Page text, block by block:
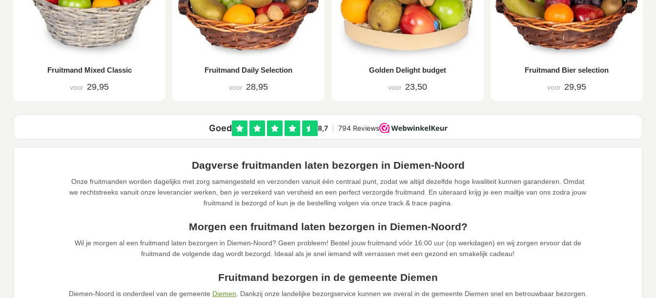
Fruitmand Mixed Classic
voor 29,95
Fruitmand Daily Selection
voor 28,95
Golden Delight budget
voor 23,50
Fruitmand Bier selection
voor 29,95
Dagverse fruitmanden laten bezorgen in Diemen-Noord
Onze fruitmanden worden dagelijks met zorg samengesteld en verzonden vanuit één centraal punt, zodat we altijd dezelfde hoge kwaliteit kunnen garanderen. Omdat
we rechtstreeks vanuit onze leverancier werken, ben je verzekerd van versheid en een perfect verzorgde fruitmand. En uiteraard krijg je een mailtje van ons zodra jouw
fruitmand is bezorgd of kun je de bestelling volgen via onze track & trace pagina.
Morgen een fruitmand laten bezorgen in Diemen-Noord?
Wil je morgen al een fruitmand laten bezorgen in Diemen-Noord? Geen probleem! Bestel jouw fruitmand vóór 16:00 uur (op werkdagen) en wij zorgen ervoor dat de
fruitmand de volgende dag wordt bezorgd. Ideaal als je snel iemand wilt verrassen met een gezond en smakelijk cadeau!
Fruitmand bezorgen in de gemeente Diemen
Diemen-Noord is onderdeel van de gemeente Diemen. Dankzij onze landelijke bezorgservice kunnen we overal in de gemeente Diemen snel en betrouwbaar bezorgen.